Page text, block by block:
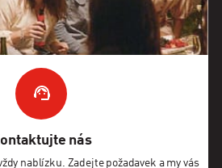
nás
nablízku. Zadejte požadavek a my vás